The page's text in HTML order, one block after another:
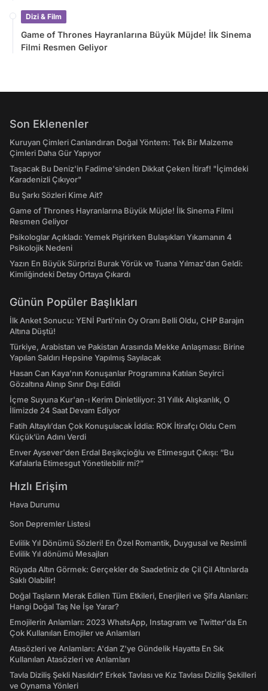
Dizi & Film
Game of Thrones Hayranlarına Büyük Müjde! İlk Sinema
Filmi Resmen Geliyor
Son Eklenenler
Kuruyan Çimleri Canlandıran Doğal Yöntem: Tek Bir Malzeme
Çimleri Daha Gür Yapıyor
Taşacak Bu Deniz'in Fadime'sinden Dikkat Çeken İtiraf! "İçimdeki
Karadenizli Çıkıyor"
Bu Şarkı Sözleri Kime Ait?
Game of Thrones Hayranlarına Büyük Müjde! İlk Sinema Filmi
Resmen Geliyor
Psikologlar Açıkladı: Yemek Pişirirken Bulaşıkları Yıkamanın 4
Psikolojik Nedeni
Yazın En Büyük Sürprizi Burak Yörük ve Tuana Yılmaz'dan Geldi:
Kimliğindeki Detay Ortaya Çıkardı
Günün Popüler Başlıkları
İlk Anket Sonucu: YENİ Parti'nin Oy Oranı Belli Oldu, CHP Barajın
Altına Düştü!
Türkiye, Arabistan ve Pakistan Arasında Mekke Anlaşması: Birine
Yapılan Saldırı Hepsine Yapılmış Sayılacak
Hasan Can Kaya’nın Konuşanlar Programına Katılan Seyirci
Gözaltına Alınıp Sınır Dışı Edildi
İçme Suyuna Kur'an-ı Kerim Dinletiliyor: 31 Yıllık Alışkanlık, O
İlimizde 24 Saat Devam Ediyor
Fatih Altaylı’dan Çok Konuşulacak İddia: ROK İtirafçı Oldu Cem
Küçük’ün Adını Verdi
Enver Aysever'den Erdal Beşikçioğlu ve Etimesgut Çıkışı: “Bu
Kafalarla Etimesgut Yönetilebilir mi?”
Hızlı Erişim
Hava Durumu
Son Depremler Listesi
Evlilik Yıl Dönümü Sözleri! En Özel Romantik, Duygusal ve Resimli
Evlilik Yıl dönümü Mesajları
Rüyada Altın Görmek: Gerçekler de Saadetiniz de Çil Çil Altınlarda
Saklı Olabilir!
Doğal Taşların Merak Edilen Tüm Etkileri, Enerjileri ve Şifa Alanları:
Hangi Doğal Taş Ne İşe Yarar?
Emojilerin Anlamları: 2023 WhatsApp, Instagram ve Twitter'da En
Çok Kullanılan Emojiler ve Anlamları
Atasözleri ve Anlamları: A'dan Z'ye Gündelik Hayatta En Sık
Kullanılan Atasözleri ve Anlamları
Tavla Diziliş Şekli Nasıldır? Erkek Tavlası ve Kız Tavlası Diziliş Şekilleri
ve Oynama Yönleri